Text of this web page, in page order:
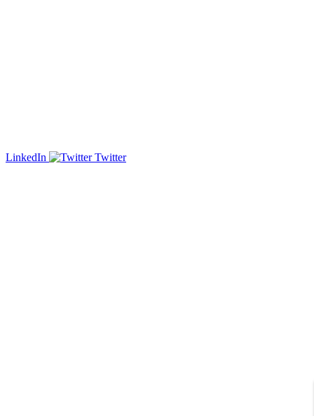
LinkedIn Twitter